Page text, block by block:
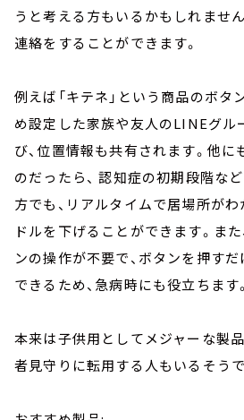
うと考える方もいるかもしれませ
連絡をすることができます。
例えば「キテネ」という商品のボタ
め設定した家族や友人のLINEグル
び、位置情報も共有されます。他に
のだったら、 認知症の初期段階な
方でも、リアルタイムで居場所がわ
ドルを下げることができます。ま
ンの操作が不要で、ボタンを押す
できるため、急病時にも役立ちます。
本来は子供用としてメジャーな製品
者見守りに転用する人もいるそうで